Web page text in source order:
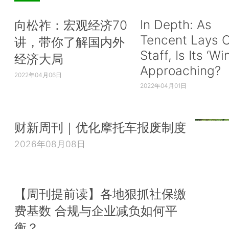
向松祚：宏观经济70
讲，带你了解国内外
经济大局
2022年04月06日
In Depth: As
Tencent Lays
Staff, Is Its
Approaching?
2022年04月01日
财新周刊｜优化摩托车报废制度
2026年08月08日
【周刊提前读】各地狠抓社保缴
费基数 合规与企业减负如何平